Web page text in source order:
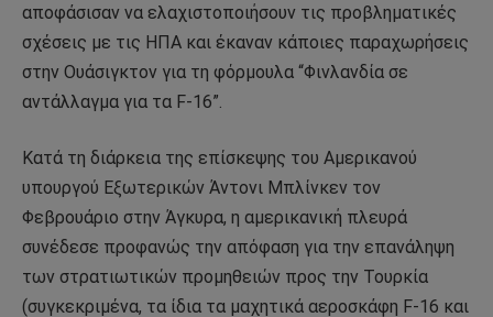
αποφάσισαν να ελαχιστοποιήσουν τις προβληματικές
σχέσεις με τις ΗΠΑ και έκαναν κάποιες παραχωρήσεις
στην Ουάσιγκτον για τη φόρμουλα “Φινλανδία σε
αντάλλαγμα για τα F-16”.
Κατά τη διάρκεια της επίσκεψης του Αμερικανού
υπουργού Εξωτερικών Άντονι Μπλίνκεν τον
Φεβρουάριο στην Άγκυρα, η αμερικανική πλευρά
συνέδεσε προφανώς την απόφαση για την επανάληψη
των στρατιωτικών προμηθειών προς την Τουρκία
(συγκεκριμένα, τα ίδια τα μαχητικά αεροσκάφη F-16 και